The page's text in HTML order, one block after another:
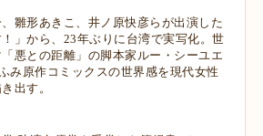
雛形あきこ、井ノ原快彦らが出演した
」から、23年ぶりに台湾で実写化。世
悪との距離」の脚本家ルー・シーユエ
み原作コミックスの世界感を現代女性
出す。